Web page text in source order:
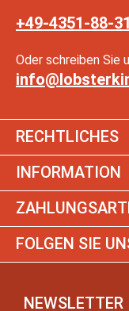
+49-4351-88-
Oder schreiben Sie
RECHTLICHES
INFORMATION
FOLGEN SIE
NEWSLETTER